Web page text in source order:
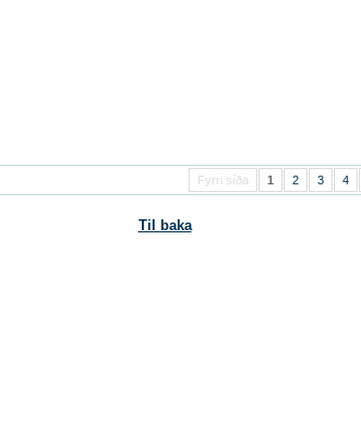
Fyrri síða 1 2 3 4
Til baka